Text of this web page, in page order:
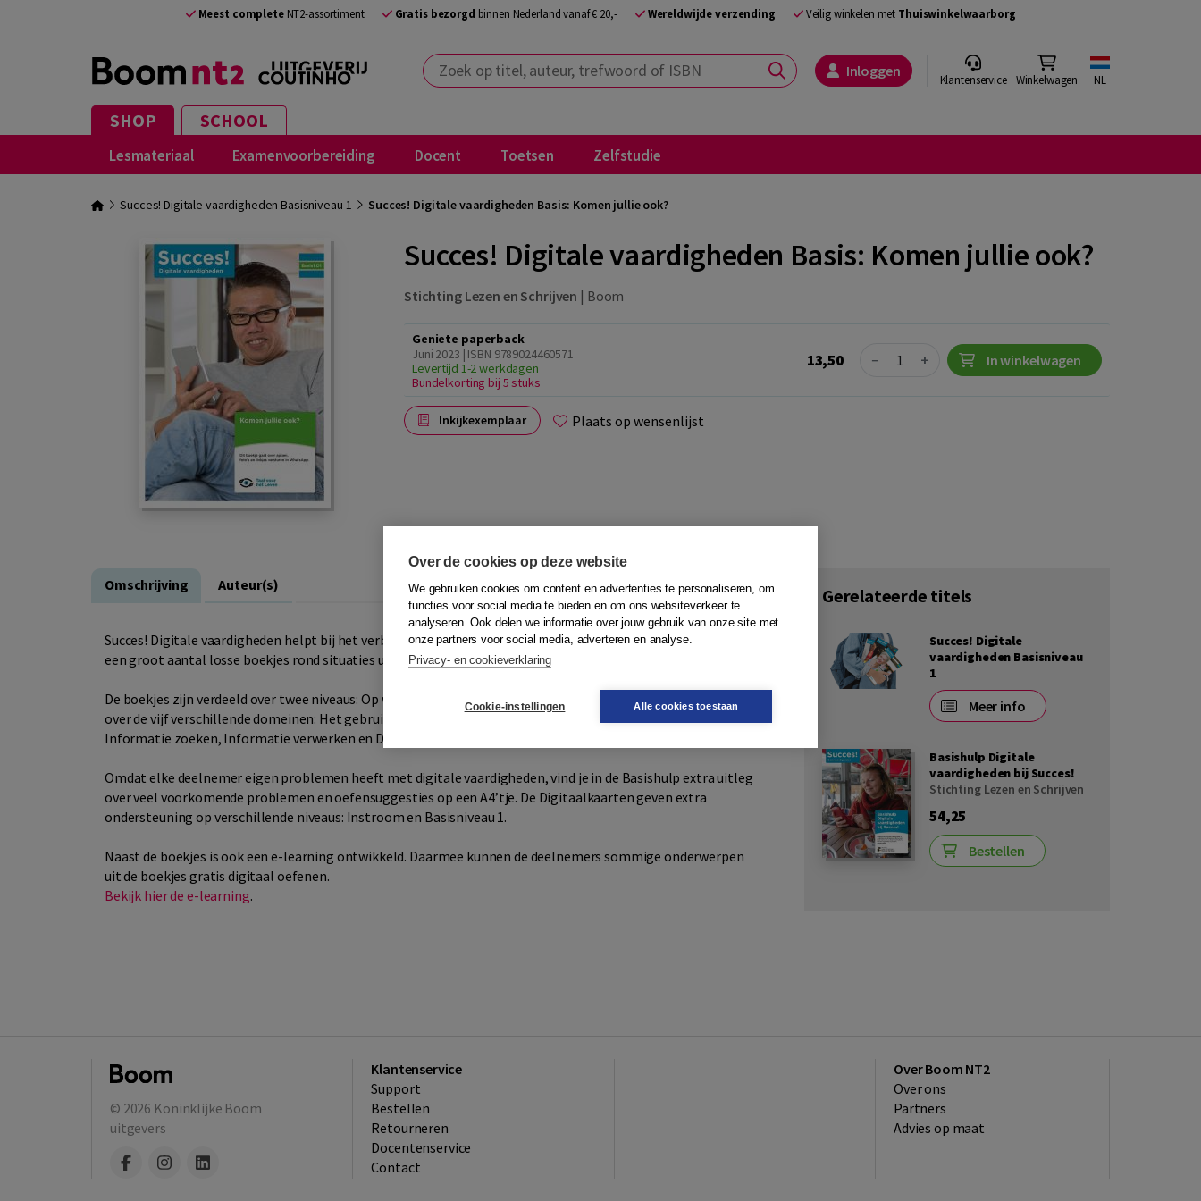
Meest completeNT2-assortiment Gratis bezorgd binnen Nederland vanaf € 20,- Wereldwijde verzending Veilig winkelen met Thuiswinkelwaarborg
Zoek op titel, auteur, trefwoord of ISBN Inloggen Klantenservice Winkelwagen NL
SHOP SCHOOL
Lesmateriaal Examenvoorbereiding Docent Toetsen Zelfstudie
Succes! Digitale vaardigheden Basisniveau 1 Succes! Digitale vaardigheden Basis: Komen jullie ook?
Succes! Digitale vaardigheden Basis: Komen jullie ook?
Stichting Lezen en Schrijven | Boom
Geniete paperback
Juni 2023 | ISBN 9789024460571
Levertijd 1-2 werkdagen
Bundelkorting bij 5 stuks
13,50 Quantity
− + In winkelwagen
Inkijkexemplaar Plaats op wensenlijst
Omschrijving Auteur(s)
Succes! Digitale vaardigheden helpt bij het verbeteren van digitale vaardigheden. De methode bestaat uit
een groot aantal losse boekjes rond situaties uit het dagelijks leven of werk.
De boekjes zijn verdeeld over twee niveaus: Op weg naar Instroom en Op weg naar Basisniveau 1, verdeeld
over de vijf verschillende domeinen: Het gebruik van ICT-systemen, Beveiliging, Privacy en gezondheid,
Informatie zoeken, Informatie verwerken en Digitaal communiceren.
Omdat elke deelnemer eigen problemen heeft met digitale vaardigheden, vind je in de Basishulp extra uitleg
over veel voorkomende problemen en oefensuggesties op een A4’tje. De Digitaalkaarten geven extra
ondersteuning op verschillende niveaus: Instroom en Basisniveau 1.
Naast de boekjes is ook een e-learning ontwikkeld. Daarmee kunnen de deelnemers sommige onderwerpen
uit de boekjes gratis digitaal oefenen.
Bekijk hier de e-learning.
Gerelateerde titels
Succes! Digitale
vaardigheden Basisniveau
1
Meer info
Basishulp Digitale
vaardigheden bij Succes!
Stichting Lezen en Schrijven
54,25
Bestellen
© 2026 Koninklijke Boom
uitgevers
Klantenservice
Support
Bestellen
​Retourneren
Docentenservice
Contact
Over Boom NT2
Over ons
Partners
Advies op maat
Over de cookies op deze website
We gebruiken cookies om content en advertenties te personaliseren, om
functies voor social media te bieden en om ons websiteverkeer te
analyseren. Ook delen we informatie over jouw gebruik van onze site met
onze partners voor social media, adverteren en analyse.
Privacy- en cookieverklaring
Cookie-instellingen Alle cookies toestaan